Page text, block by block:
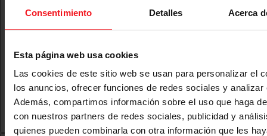
Consentimiento Detalles Acerca
Esta página web usa cookies
Las cookies de este sitio web se usan para personalizar el
los anuncios, ofrecer funciones de redes sociales y analizar
Además, compartimos información sobre el uso que haga
con nuestros partners de redes sociales, publicidad y
quienes pueden combinarla con otra información que les